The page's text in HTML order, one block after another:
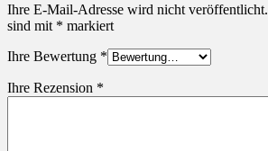
Ihre E-Mail-Adresse wird nicht veröffentlicht.
sind mit * markiert
Ihre Bewertung *
Ihre Rezension *